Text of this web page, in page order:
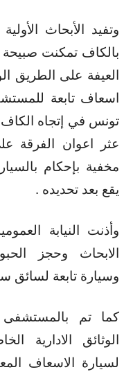
وتفيد الأبحاث
بالكاف تمكنت
اسعاف تابعة
تونس في إتجاه الكاف
عثر اعوان الفرقة
مخفية بإحكام
يقع بعد تحديده .
وأذنت النيابة
الابحاث وحجز
وسيارة تابعة لسائق
كما تم
الوثائق الادارية
لسيارة الاسعاف